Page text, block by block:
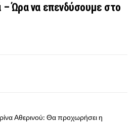
Ώρα να επενδύσουμε στο
Αθερινού: Θα προχωρήσει η